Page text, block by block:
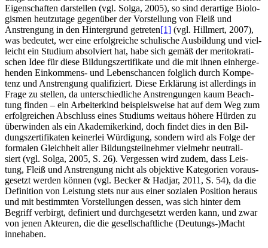
Eigen­schaf­ten dar­stel­len (vgl. Sol­ga, 2005), so sind der­ar­ti­ge Bio­lo­
gis­men heut­zu­ta­ge gegen­über der Vor­stel­lung von Fleiß und
Anstren­gung in den Hin­ter­grund getre­ten[1] (vgl. Hill­mert, 2007),
was bedeu­tet, wer eine erfolg­rei­che schu­li­sche Aus­bil­dung und viel­
leicht ein Stu­di­um absol­viert hat, habe sich gemäß der meri­to­kra­ti­
schen Idee für die­se Bil­dungs­zer­ti­fi­ka­te und die mit ihnen ein­her­ge­
hen­den Ein­kom­mens- und Lebens­chan­cen folg­lich durch Kom­pe­
tenz und Anstren­gung qua­li­fi­ziert. Die­se Erklä­rung ist aller­dings in
Fra­ge zu stel­len, da unter­schied­li­che Anstren­gun­gen kaum Beach­
tung fin­den – ein Arbei­ter­kind bei­spiels­wei­se hat auf dem Weg zum
erfolg­rei­chen Abschluss eines Stu­di­ums weit­aus höhe­re Hür­den zu
über­win­den als ein Aka­de­mi­ker­kind, doch fin­det dies in den Bil­
dungs­zer­ti­fi­ka­ten kei­ner­lei Wür­di­gung, son­dern wird als Fol­ge der
for­ma­len Gleich­heit aller Bil­dungs­teil­neh­mer viel­mehr neu­tra­li­
siert (vgl. Sol­ga, 2005, S. 26). Ver­ges­sen wird zudem, dass Leis­
tung, Fleiß und Anstren­gung nicht als objek­ti­ve Kate­go­rien vor­aus­
ge­setzt wer­den kön­nen (vgl. Becker & Hadjar, 2011, S. 54), da die
Defi­ni­ti­on von Leis­tung stets nur aus einer sozia­len Posi­ti­on her­aus
und mit bestimm­ten Vor­stel­lun­gen des­sen, was sich hin­ter dem
Begriff ver­birgt, defi­niert und durch­ge­setzt wer­den kann, und zwar
von jenen Akteu­ren, die die gesell­schaft­li­che (Deutungs-)Macht
innehaben.